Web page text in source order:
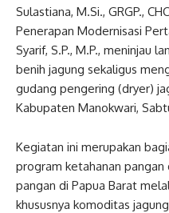
Sulastiana, M.Si., GRGP.,
Penerapan Modernisasi
Syarif, S.P., M.P., meninjau
benih jagung sekaligus
gudang pengering (dryer)
Kabupaten Manokwari,
Kegiatan ini merupakan
program ketahanan
pangan di Papua Barat
khususnya komoditas